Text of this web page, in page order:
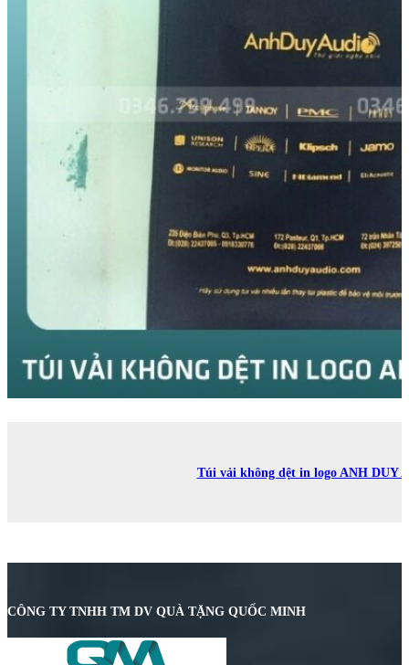
Túi vải không dệt in logo ANH DUY
CÔNG TY TNHH TM DV QUÀ TẶNG QUỐC MINH